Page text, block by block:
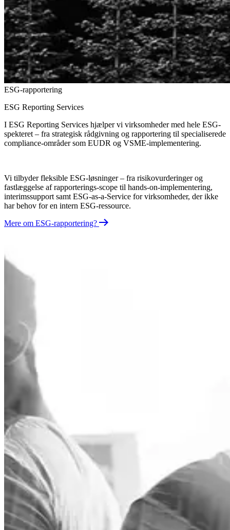
ESG-rapportering
ESG Reporting Services
I ESG Reporting Services hjælper vi virksomheder med hele ESG-
spekteret – fra strategisk rådgivning og rapportering til specialiserede
compliance-områder som EUDR og VSME-implementering.
Vi tilbyder fleksible ESG-løsninger – fra risikovurderinger og
fastlæggelse af rapporterings-scope til hands-on-implementering,
interimssupport samt ESG-as-a-Service for virksomheder, der ikke
har behov for en intern ESG-ressource.
Mere om ESG-rapportering?